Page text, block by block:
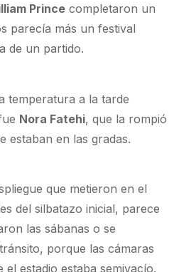
Prince completaron un
parecía más un festival
de un partido.
temperatura a la tarde
Nora Fatehi, que la rompió
estaban en las gradas.
que metieron en el
del silbatazo inicial, parece
las sábanas o se
porque las cámaras
estadio estaba semivacío.